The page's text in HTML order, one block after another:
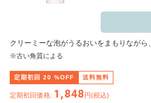
クリーミーな泡がうるおいをまもりなが
※古い角質による
定期初回 20 %OFF 送料無料
定期初回価格: 1,848円(税込)